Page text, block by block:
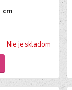
cm
Nie je skladom